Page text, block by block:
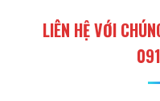
LIÊN HỆ VỚI